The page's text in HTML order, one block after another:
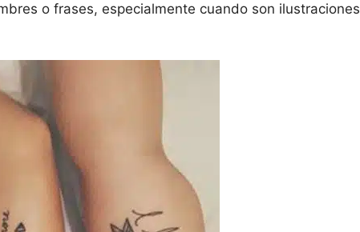
o frases, especialmente cuando son ilustraciones